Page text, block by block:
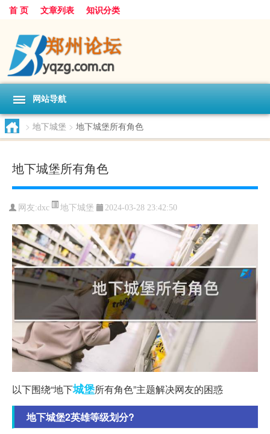
首 页 文章列表 知识分类
网站导航
> 地下城堡 > 地下城堡所有角色
地下城堡所有角色
网友:dxc 地下城堡 2024-03-28 23:42:50
以下围绕“地下城堡所有角色”主题解决网友的困惑
地下城堡2英雄等级划分?